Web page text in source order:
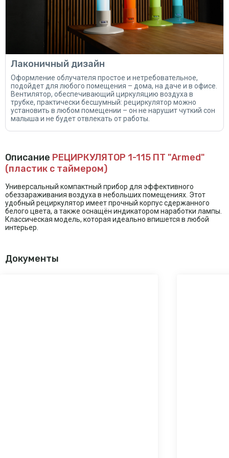
Лаконичный дизайн
Оформление облучателя простое и нетребовательное,
подойдет для любого помещения – дома, на даче и в офисе.
Вентилятор, обеспечивающий циркуляцию воздуха в
трубке, практически бесшумный: рециркулятор можно
установить в любом помещении – он не нарушит чуткий сон
малыша и не будет отвлекать от работы.
Описание РЕЦИРКУЛЯТОР 1-115 ПТ "Armed"
(пластик с таймером)
Универсальный компактный прибор для эффективного
обеззараживания воздуха в небольших помещениях. Этот
удобный рециркулятор имеет прочный корпус сдержанного
белого цвета, а также оснащён индикатором наработки лампы.
Классическая модель, которая идеально впишется в любой
интерьер.
Документы